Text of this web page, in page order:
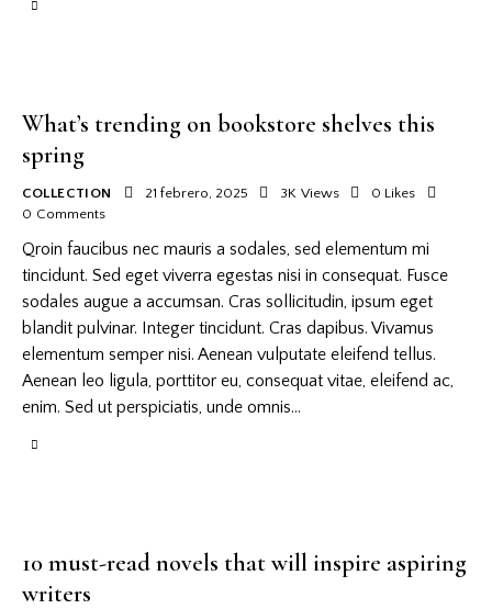
What’s trending on bookstore shelves this
spring
COLLECTION 21 febrero, 2025 3K Views 0 Likes
0 Comments
Qroin faucibus nec mauris a sodales, sed elementum mi
tincidunt. Sed eget viverra egestas nisi in consequat. Fusce
sodales augue a accumsan. Cras sollicitudin, ipsum eget
blandit pulvinar. Integer tincidunt. Cras dapibus. Vivamus
elementum semper nisi. Aenean vulputate eleifend tellus.
Aenean leo ligula, porttitor eu, consequat vitae, eleifend ac,
enim. Sed ut perspiciatis, unde omnis…
10 must-read novels that will inspire aspiring
writers